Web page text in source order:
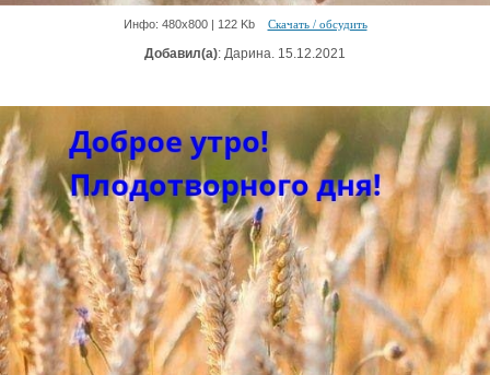
Инфо: 480х800 | 122 Kb Скачать / обсудить
Добавил(а): Дарина. 15.12.2021